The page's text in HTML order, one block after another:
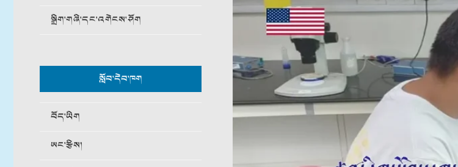
སྒྲིག་གཞི་དང་འགེངས་ཤོག
སློབ་དེབ་ཁག
བོད་ཡིག
ཨང་རྩིས།